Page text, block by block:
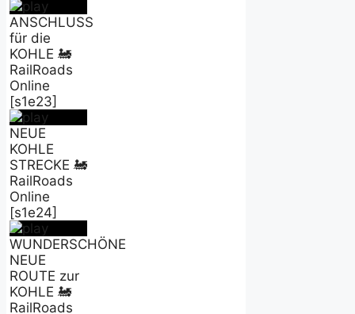
ANSCHLUSS
für die
KOHLE 🚂
RailRoads
Online
[s1e23]
NEUE
KOHLE
STRECKE 🚂
RailRoads
Online
[s1e24]
WUNDERSCHÖNE
NEUE
ROUTE zur
KOHLE 🚂
RailRoads